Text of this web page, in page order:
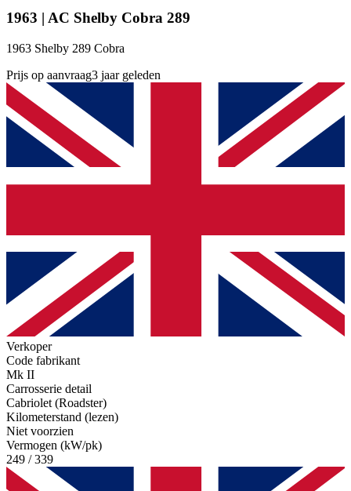
1963 | AC Shelby Cobra 289
1963 Shelby 289 Cobra
Prijs op aanvraag3 jaar geleden
Verkoper
Code fabrikant
Mk II
Carrosserie detail
Cabriolet (Roadster)
Kilometerstand (lezen)
Niet voorzien
Vermogen (kW/pk)
249 / 339